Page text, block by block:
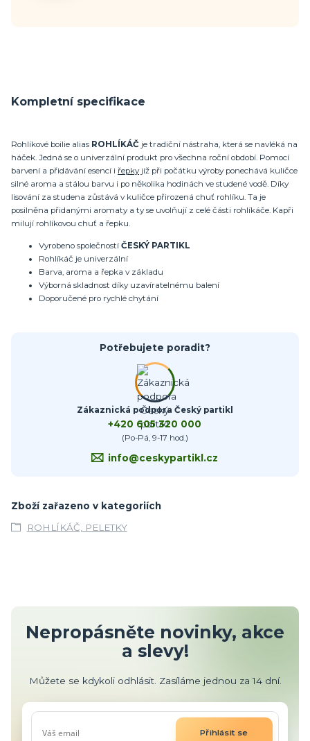
Kompletní specifikace
Rohlíkové boilie alias ROHLÍKÁČ je tradiční nástraha, která se navléká na
háček. Jedná se o univerzální produkt pro všechna roční období. Pomocí
barvení a přidávání esencí i řepkyjiž při počátku výroby ponechává kuličce
silné aroma a stálou barvu i po několika hodinách ve studené vodě. Díky
lisování za studena zůstává v kuličce přirozená chuť rohlíku. Ta je
posilněna přidanými aromaty a ty se uvolňují z celé části rohlíkáče. Kapři
milují rohlíkovou chuť a řepku.
Vyrobeno společností ČESKÝ PARTIKL
Rohlíkáč je univerzální
Barva, aroma a řepka v základu
Výborná skladnost díky uzavíratelnému balení
Doporučené pro rychlé chytání
Potřebujete poradit?
Zákaznická podpora Český partikl
+420 605 320 000
(Po-Pá, 9-17 hod.)
info@ceskypartikl.cz
Zboží zařazeno v kategoriích
ROHLÍKÁČ, PELETKY
Nepropásněte novinky, akce
a slevy!
Můžete se kdykoli odhlásit. Zasíláme jednou za 14 dní.
Přihlásit se